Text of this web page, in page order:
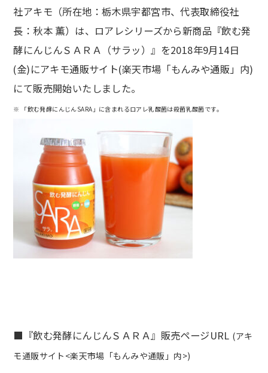
社アキモ（所在地：栃木県宇都宮市、代表取締役社
長：秋本 薫）は、ロアレシリーズから新商品『飲む発
酵にんじんＳＡＲＡ（サラッ）』を2018年9月14日
(金)にアキモ通販サイト(楽天市場「もんみや通販」内)
にて販売開始いたしました。
※ 「飲む発酵にんじんSARA」に含まれるロアレ乳酸菌は殺菌乳酸菌です。
■『飲む発酵にんじんＳＡＲＡ』販売ページURL (アキ
モ通販サイト<楽天市場「もんみや通販」内>)